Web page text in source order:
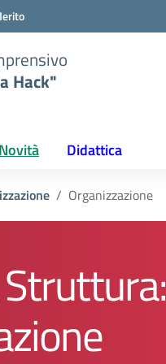
Hack"
Novità Didattica
Organizzazione